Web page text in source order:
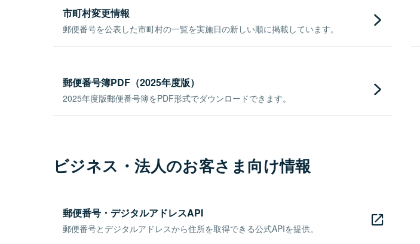
市町村変更情報
郵便番号を公表した市町村の一覧を実施日の新しい順に掲載しています。
郵便番号簿PDF（2025年度版）
2025年度版郵便番号簿をPDF形式でダウンロードできます。
ビジネス・法人のお客さま向け情報
郵便番号・デジタルアドレスAPI
郵便番号とデジタルアドレスから住所を取得できる公式APIを提供。